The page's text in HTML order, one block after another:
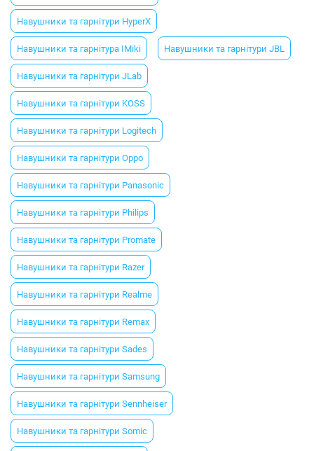
Навушники та гарнітури HyperX
Навушники та гарнітура IMiki Навушники та гарнітури JBL
Навушники та гарнітури JLab
Навушники та гарнітури KOSS
Навушники та гарнітури Logitech
Навушники та гарнітури Oppo
Навушники та гарнітури Panasonic
Навушники та гарнітури Philips
Навушники та гарнітури Promate
Навушники та гарнітури Razer
Навушники та гарнітури Realme
Навушники та гарнітури Remax
Навушники та гарнітури Sades
Навушники та гарнітури Samsung
Навушники та гарнітури Sennheiser
Навушники та гарнітури Somic